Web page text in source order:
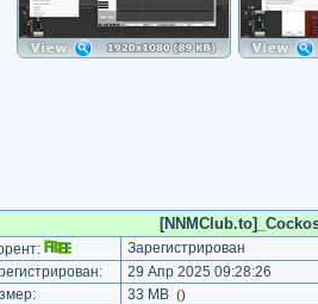
Зарегистрирован
29 Апр 2025 09:28:26
33 MB ()